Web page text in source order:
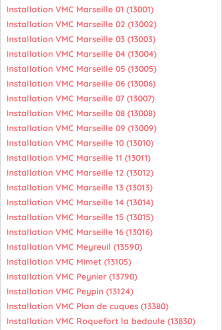
Installation VMC Marseille 01 (13001)
Installation VMC Marseille 02 (13002)
Installation VMC Marseille 03 (13003)
Installation VMC Marseille 04 (13004)
Installation VMC Marseille 05 (13005)
Installation VMC Marseille 06 (13006)
Installation VMC Marseille 07 (13007)
Installation VMC Marseille 08 (13008)
Installation VMC Marseille 09 (13009)
Installation VMC Marseille 10 (13010)
Installation VMC Marseille 11 (13011)
Installation VMC Marseille 12 (13012)
Installation VMC Marseille 13 (13013)
Installation VMC Marseille 14 (13014)
Installation VMC Marseille 15 (13015)
Installation VMC Marseille 16 (13016)
Installation VMC Meyreuil (13590)
Installation VMC Mimet (13105)
Installation VMC Peynier (13790)
Installation VMC Peypin (13124)
Installation VMC Plan de cuques (13380)
Installation VMC Roquefort la bedoule (13830)